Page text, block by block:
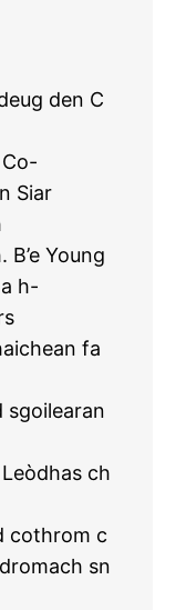
den C
Siar
Young
h-
fa
sgoilearan
ch
cothrom c
sn